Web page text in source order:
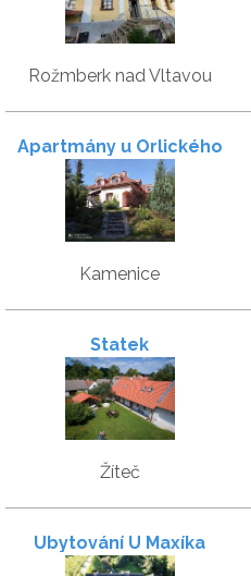
Rožmberk nad Vltavou
Apartmány u Orlického
jezera
Kamenice
Statek
Žíteč
Ubytování U Maxíka